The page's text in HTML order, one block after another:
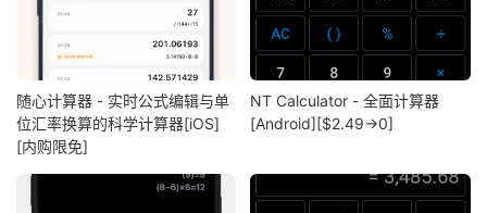
随心计算器 - 实时公式编辑与单
位汇率换算的科学计算器[iOS]
[内购限免]
NT Calculator - 全面计算器
[Android][$2.49→0]